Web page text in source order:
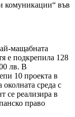
комуникации“ във
мащабната
е подкрепила 128
лв. В
10 проекта в
околната среда с
се реализира в
право